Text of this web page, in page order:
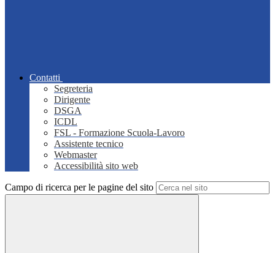
Contatti
Segreteria
Dirigente
DSGA
ICDL
FSL - Formazione Scuola-Lavoro
Assistente tecnico
Webmaster
Accessibilità sito web
Campo di ricerca per le pagine del sito